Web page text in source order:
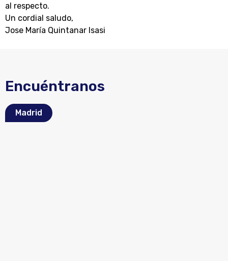
al respecto.
Un cordial saludo,
Jose María Quintanar Isasi
Encuéntranos
Madrid